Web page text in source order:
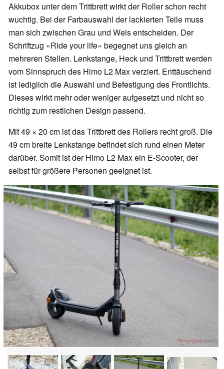
Akkubox unter dem Trittbrett wirkt der Roller schon recht
wuchtig. Bei der Farbauswahl der lackierten Teile muss
man sich zwischen Grau und Weis entscheiden. Der
Schriftzug »Ride your life« begegnet uns gleich an
mehreren Stellen. Lenkstange, Heck und Trittbrett werden
vom Sinnspruch des Himo L2 Max verziert. Enttäuschend
ist lediglich die Auswahl und Befestigung des Frontlichts.
Dieses wirkt mehr oder weniger aufgesetzt und nicht so
richtig zum restlichen Design passend.
Mit 49 × 20 cm ist das Trittbrett des Rollers recht groß. Die
49 cm breite Lenkstange befindet sich rund einen Meter
darüber. Somit ist der Himo L2 Max ein E-Scooter, der
selbst für größere Personen geeignet ist.